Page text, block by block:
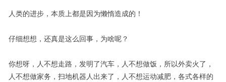
人类的进步，本质上都是因为懒惰造成的！
仔细想想，还真是这么回事，为啥呢？
你想呀，人不想走路，发明了汽车，人不想做饭，所以外卖火了，
人不想做家务，扫地机器人出来了，人不想运动减肥，各式各样的